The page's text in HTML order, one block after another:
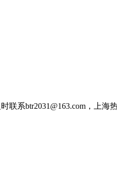
系btr2031@163.com，上海